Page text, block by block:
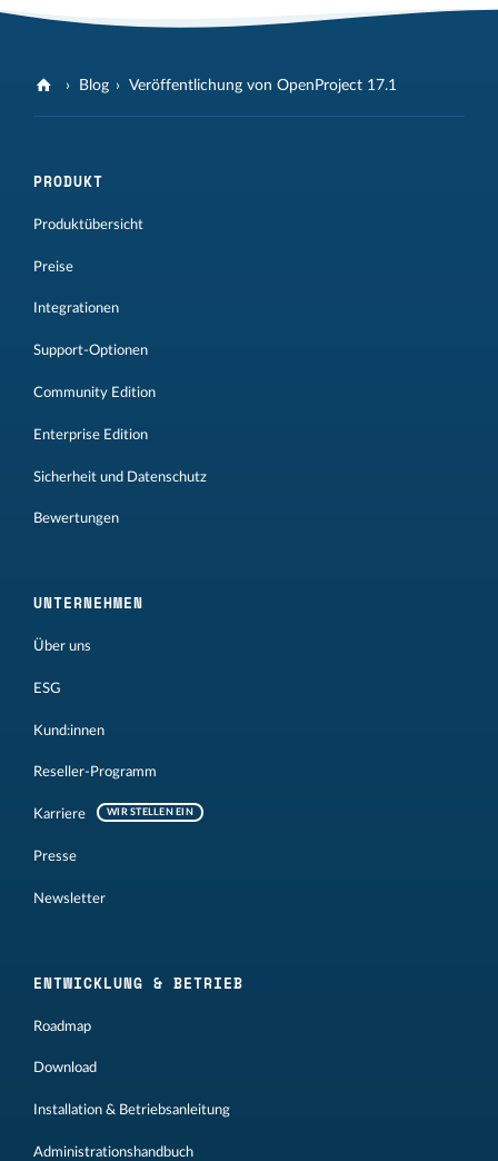
Blog Veröffentlichung von OpenProject 17.1
PRODUKT
Produktübersicht
Preise
Integrationen
Support-Optionen
Community Edition
Enterprise Edition
Sicherheit und Datenschutz
Bewertungen
UNTERNEHMEN
Über uns
ESG
Kund:innen
Reseller-Programm
Karriere WIR STELLEN EIN
Presse
Newsletter
ENTWICKLUNG & BETRIEB
Roadmap
Download
Installation & Betriebsanleitung
Administrationshandbuch